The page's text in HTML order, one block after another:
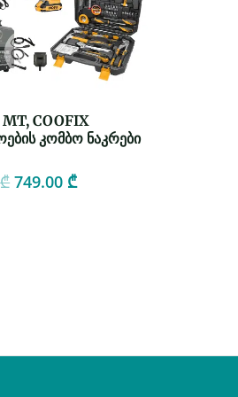
MT, COOFIX
კომბო ნაკრები
₾ 749.00 ₾